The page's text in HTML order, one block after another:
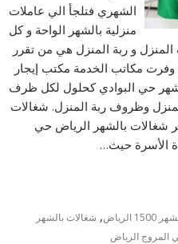
الشهري فتلجأ الي عاملات
منزلية بالشهر الواحة و كل
و ربة المنزل هي من تقرر
مكاتب الخدمة مكتب إيجار
حي البوادي كحلول لكل ظرف
وظروف ربة المنزل. شغالات
شغالات بالشهر الرياض حي
الأسرة حيث…
الرياض , شغالات بالشهر
المروج الرياض